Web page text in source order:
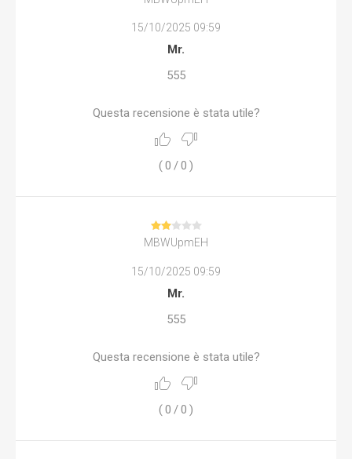
15/10/2025 09:59
Mr.
555
Questa recensione è stata utile?
( 0 /0 )
MBWUpmEH
15/10/2025 09:59
Mr.
555
Questa recensione è stata utile?
(0 /0 )